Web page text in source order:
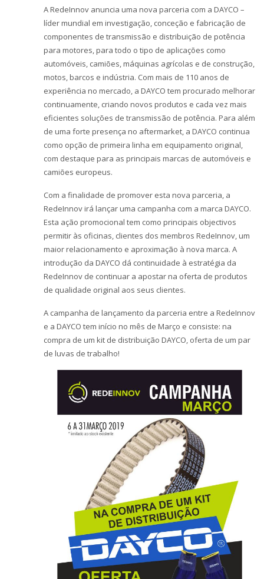
n
A RedeInnov anuncia uma nova parceria com a DAYCO –
líder mundial em investigação, conceção e fabricação de
componentes de transmissão e distribuição de potência
para motores, para todo o tipo de aplicações como
automóveis, camiões, máquinas agrícolas e de construção,
motos, barcos e indústria. Com mais de 110 anos de
experiência no mercado, a DAYCO tem procurado melhorar
continuamente, criando novos produtos e cada vez mais
eficientes soluções de transmissão de potência. Para além
de uma forte presença no aftermarket, a DAYCO continua
como opção de primeira linha em equipamento original,
com destaque para as principais marcas de automóveis e
camiões europeus.
Com a finalidade de promover esta nova parceria, a
RedeInnov irá lançar uma campanha com a marca DAYCO.
Esta ação promocional tem como principais objectivos
permitir às oficinas, clientes dos membros RedeInnov, um
maior relacionamento e aproximação à nova marca. A
introdução da DAYCO dá continuidade à estratégia da
RedeInnov de continuar a apostar na oferta de produtos
de qualidade original aos seus clientes.
A campanha de lançamento da parceria entre a RedeInnov
e a DAYCO tem início no mês de Março e consiste: na
compra de um kit de distribuição DAYCO, oferta de um par
de luvas de trabalho!